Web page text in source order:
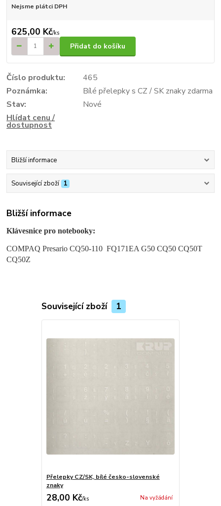
Nejsme plátci DPH
625,00 Kč/ks
Přidat do košíku
Číslo produktu:
465
Poznámka:
Bílé přelepky s CZ / SK znaky zdarma
Stav:
Nové
Hlídat cenu /
dostupnost
Bližší informace
Související zboží 1
Bližší informace
Klávesnice pro notebooky:
COMPAQ Presario CQ50-110 FQ171EA G50 CQ50 CQ50T
CQ50Z
Související zboží 1
Přelepky CZ/SK, bílé česko-slovenské
znaky
28,00 Kč/ks Na vyžádání